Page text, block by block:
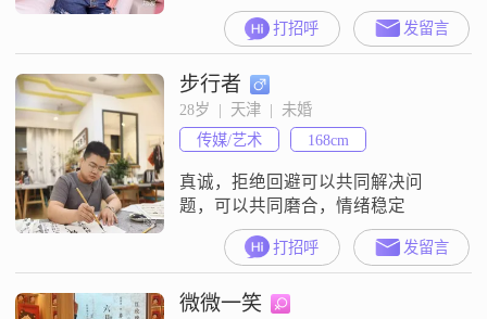
科学历##3002##目前，我在天津有
一份稳定的工作，月收入在3001到
5000元之间##3002##我性格独立自
信，对待生活充满热情##3002##我
相信，只有通过自己的努力，才能
实现自己的梦想和目标##3002##在
生活中，我真诚可靠，总是以诚待
打招呼 发留言
步行者
28岁  |  天津  |  未婚
传媒/艺术
168cm
真诚，拒绝回避可以共同解决问
题，可以共同磨合，情绪稳定
打招呼 发留言
微微一笑